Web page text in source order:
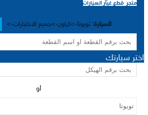
السيارة: تويوتا->كراون->جميع الاختيارات->
اختر سيارتك
او